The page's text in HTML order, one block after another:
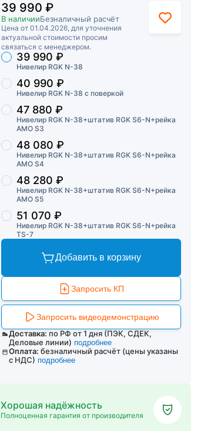
39 990 ₽
В наличииБезналичный расчёт
Цена от 01.04.2026, для уточнения
актуальной стоимости просим
связаться с менеджером.
Торговые предложения
Нивелир RGK N-38
39 990 ₽
Нивелир RGK N-38 с поверкой
40 990 ₽
Нивелир RGK N-38+штатив RGK S6-N+рейка
AMO S3
47 880 ₽
Нивелир RGK N-38+штатив RGK S6-N+рейка
AMO S4
48 080 ₽
Нивелир RGK N-38+штатив RGK S6-N+рейка
AMO S5
48 280 ₽
Нивелир RGK N-38+штатив RGK S6-N+рейка
TS-7
51 070 ₽
Добавить в корзину
Запросить КП
Запросить видеодемонстрацию
Доставка: по РФ от 1 дня (ПЭК, СДЕК,
Деловые линии) подробнее
Оплата: безналичный расчёт (цены указаны
с НДС) подробнее
Хорошая надёжность
Полноценная гарантия от производителя